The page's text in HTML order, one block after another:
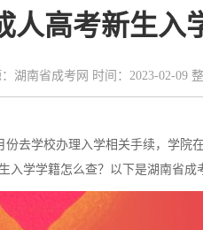
人高考新生入
湖南省成考网 时间：2023-02-09
去学校办理入学相关手续，学院
入学学籍怎么查？以下是湖南省成
湖
招生简